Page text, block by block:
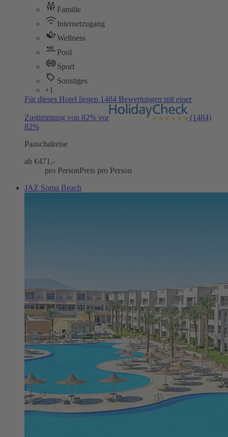
Familie
Internetzugang
Wellness
Pool
Sport
Sonstiges
+1
Für dieses Hotel liegen 1484 Bewertungen mit einer
Zustimmung von 82% vor
(1484)
82%
Pauschalreise
ab €471,-
pro PersonPreis pro Person
JAZ Soma Beach